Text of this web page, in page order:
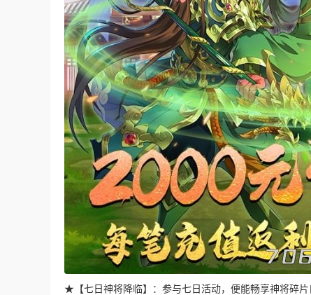
★【七日神将降临】：参与七日活动，便能畅享神将碎